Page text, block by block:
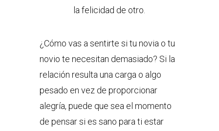
la felicidad de otro.
¿Cómo vas a sentirte si tu novia o tu
novio te necesitan demasiado? Si la
relación resulta una carga o algo
pesado en vez de proporcionar
alegría, puede que sea el momento
de pensar si es sano para ti estar